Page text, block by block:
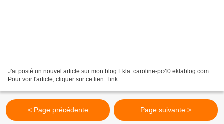
J'ai posté un nouvel article sur mon blog Ekla: caroline-pc40.eklablog.com
Pour voir l'article, cliquer sur ce lien : link
< Page précédente Page suivante >